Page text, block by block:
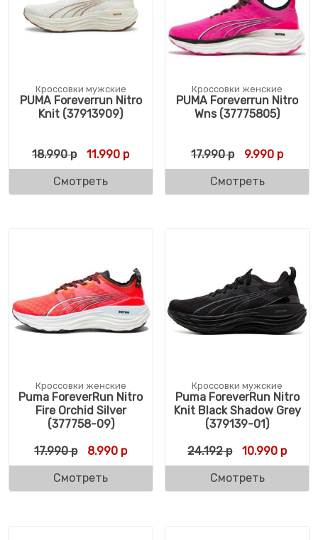
Кроссовки мужские
PUMA Foreverrun Nitro
Knit (37913909)
18.990р Первоначальная цена составляла 18.990
11.990 рТекущая цена: 11.990 р.
Смотреть
Кроссовки женские
PUMA Foreverrun Nitro
Wns (37775805)
17.990р 9.990 р
Смотреть
Кроссовки женские
Puma ForeverRun Nitro
Fire Orchid Silver
(377758-09)
17.990р Первоначальная цена составляла 17.990
8.990 рТекущая цена: 8.990 р.
Смотреть
Кроссовки мужские
Puma ForeverRun Nitro
Knit Black Shadow Grey
(379139-01)
24.192р 10.990 р
Смотреть